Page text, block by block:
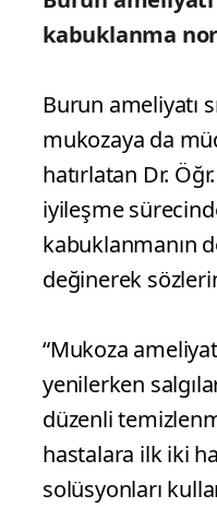
kabuklanma
Burun ameliyatı
mukozaya da
hatırlatan Dr.
iyileşme
kabuklanmanın
değinerek
“Mukoza
yenilerken
düzenli
hastalara ilk iki
solüsyonları